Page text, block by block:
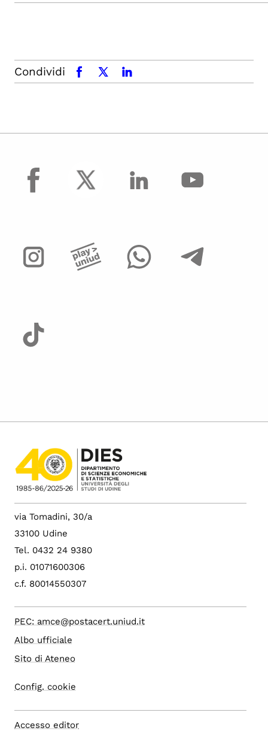
Condividi facebookx.comlinkedin
facebook
via Tomadini, 30/a
33100 Udine
Tel. 0432 24 9380
p.i. 01071600306
c.f. 80014550307
PEC: amce@postacert.uniud.it
Albo ufficiale
Sito di Ateneo
Config. cookie
Accesso editor